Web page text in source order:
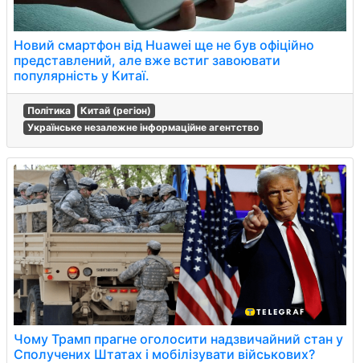
Новий смартфон від Huawei ще не був офіційно
представлений, але вже встиг завоювати
популярність у Китаї.
Політика
Китай (регіон)
Українське незалежне інформаційне агентство
Чому Трамп прагне оголосити надзвичайний стан у
Сполучених Штатах і мобілізувати військових?